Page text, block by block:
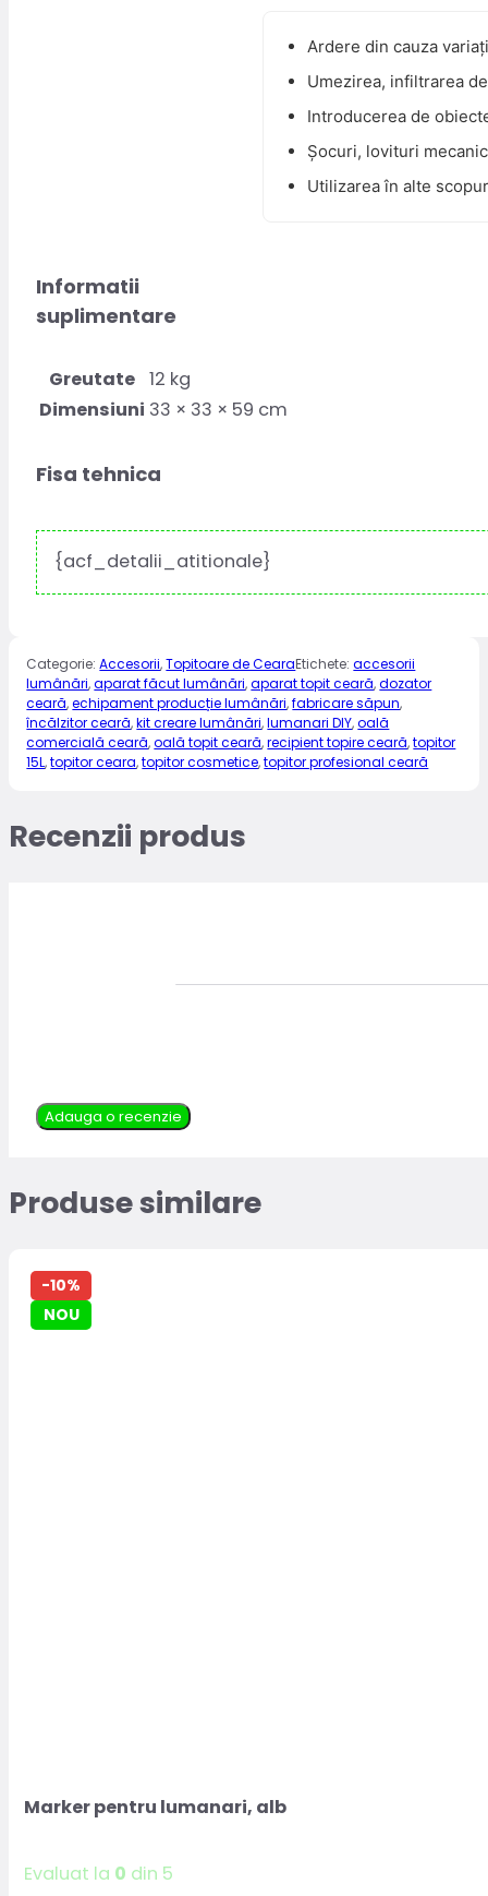
Ardere din cauza
Umezirea, infiltrarea
Introducerea de
Șocuri, lovituri
Utilizarea în alte
Informatii
suplimentare
Greutate 12 kg
Dimensiuni 33 × 33 × 59 cm
Fisa tehnica
{acf_detalii_atitionale}
Categorie:Accesorii,Topitoare de CearaEtichete:accesorii
lumânări,aparat făcut lumânări,aparat topit ceară,dozator
ceară,echipament producție lumânări,fabricare săpun,
încălzitor ceară,kit creare lumânări,lumanari DIY,oală
comercială ceară,oală topit ceară,recipient topire ceară,topitor
15L,topitor ceara,topitor cosmetice,topitor profesional ceară
Recenzii produs
Adauga o recenzie
Produse similare
-10%
NOU
Marker pentru lumanari, alb
Evaluat la 0 din 5